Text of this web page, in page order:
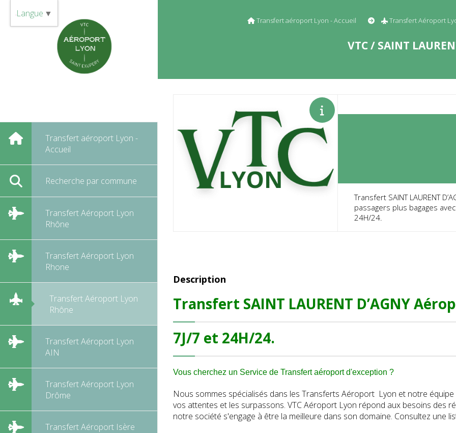
Transfert aéroport Lyon -
Accueil
Recherche par commune
Transfert Aéroport Lyon
Rhône
Transfert Aéroport Lyon
Rhone
Transfert Aéroport Lyon
Rhône
Transfert Aéroport Lyon
AIN
Transfert Aéroport Lyon
Drôme
Transfert Aéroport Isère
Transfert aéroport Lyon - Accueil Transfert Aéroport
VTC / SAINT
Transfert SAINT LAURENT
passagers plus bagages
24H/24.
Description
Transfert SAINT LAURENT D’AGNY
7J/7 et 24H/24.
Vous cherchez un Service de Transfert aéroport d'exception ?
Nous sommes spécialisés dans les Transferts Aéroport Lyon et notre
vos attentes et les surpassons. VTC Aéroport Lyon répond aux besoins des
notre société s'engage à être la meilleure dans son domaine. Consultez une
Langue ▼